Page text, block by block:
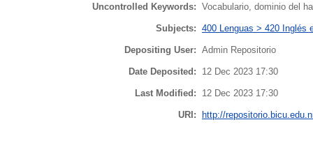
Uncontrolled Keywords: Vocabulario, dominio del
Subjects: 400 Lenguas > 420 Inglés
Depositing User: Admin Repositorio
Date Deposited: 12 Dec 2023 17:30
Last Modified: 12 Dec 2023 17:30
URI: http://